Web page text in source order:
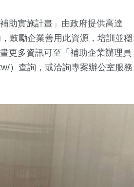
助實施計畫」由政府提供高達
鼓勵企業善用此資源，培訓並穩
更多資訊可至「補助企業辦理員
）查詢，或洽詢專案辦公室服務